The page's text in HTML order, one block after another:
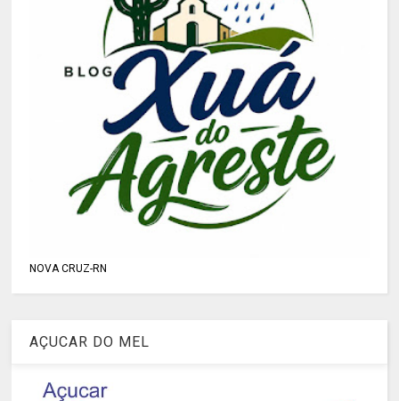
NOVA CRUZ-RN
AÇUCAR DO MEL